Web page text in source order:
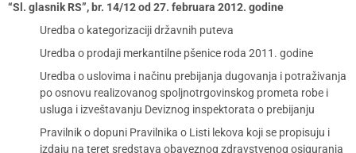
“Sl. glasnik RS”, br. 14/12 od 27. februara 2012. godine
Uredba o kategorizaciji državnih puteva
Uredba o prodaji merkantilne pšenice roda 2011. godine
Uredba o uslovima i načinu prebijanja dugovanja i potraživanja
po osnovu realizovanog spoljnotrgovinskog prometa robe i
usluga i izveštavanju Deviznog inspektorata o prebijanju
Pravilnik o dopuni Pravilnika o Listi lekova koji se propisuju i
izdaju na teret sredstava obaveznog zdravstvenog osiguranja